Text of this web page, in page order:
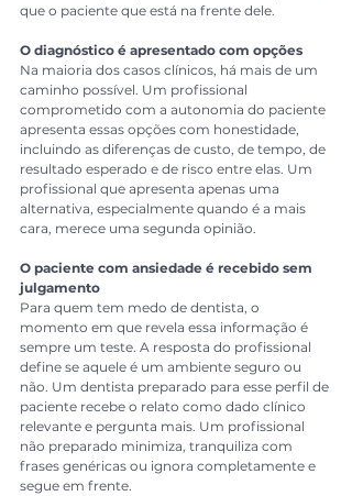
que o paciente que está na frente dele.
O diagnóstico é apresentado com opções
Na maioria dos casos clínicos, há mais de um
caminho possível. Um profissional
comprometido com a autonomia do paciente
apresenta essas opções com honestidade,
incluindo as diferenças de custo, de tempo, de
resultado esperado e de risco entre elas. Um
profissional que apresenta apenas uma
alternativa, especialmente quando é a mais
cara, merece uma segunda opinião.
O paciente com ansiedade é recebido sem
julgamento
Para quem tem medo de dentista, o
momento em que revela essa informação é
sempre um teste. A resposta do profissional
define se aquele é um ambiente seguro ou
não. Um dentista preparado para esse perfil de
paciente recebe o relato como dado clínico
relevante e pergunta mais. Um profissional
não preparado minimiza, tranquiliza com
frases genéricas ou ignora completamente e
segue em frente.